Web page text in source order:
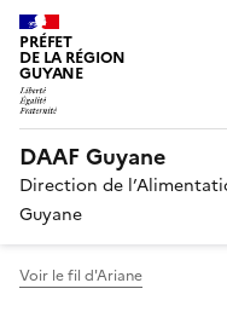
PRÉFET
DE LA RÉGION
GUYANE
DAAF Guyane
Direction de
Guyane
Voir le fil d'Ariane